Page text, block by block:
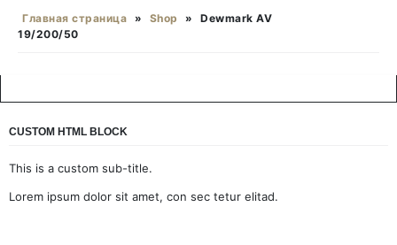
Главная страница » Shop »
Dewmark AV
19/200/50
CUSTOM HTML BLOCK
This is a custom sub-title.
Lorem ipsum dolor sit amet, con sec tetur elitad.